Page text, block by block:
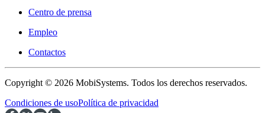
Centro de prensa
Empleo
Contactos
Copyright © 2026 MobiSystems. Todos los derechos reservados.
Condiciones de usoPolítica de privacidad